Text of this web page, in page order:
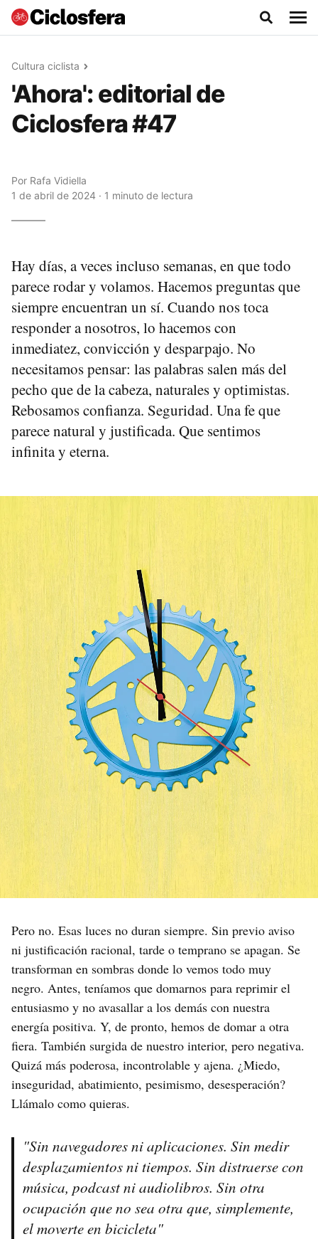
Cultura ciclista
'Ahora': editorial de
Ciclosfera #47
Por Rafa Vidiella
1 de abril de 2024 · 1 minuto de lectura
Hay días, a veces incluso semanas, en que todo
parece rodar y volamos. Hacemos preguntas que
siempre encuentran un sí. Cuando nos toca
responder a nosotros, lo hacemos con
inmediatez, convicción y desparpajo. No
necesitamos pensar: las palabras salen más del
pecho que de la cabeza, naturales y optimistas.
Rebosamos confianza. Seguridad. Una fe que
parece natural y justificada. Que sentimos
infinita y eterna.
Pero no. Esas luces no duran siempre. Sin previo aviso
ni justificación racional, tarde o temprano se apagan. Se
transforman en sombras donde lo vemos todo muy
negro. Antes, teníamos que domarnos para reprimir el
entusiasmo y no avasallar a los demás con nuestra
energía positiva. Y, de pronto, hemos de domar a otra
fiera. También surgida de nuestro interior, pero negativa.
Quizá más poderosa, incontrolable y ajena. ¿Miedo,
inseguridad, abatimiento, pesimismo, desesperación?
Llámalo como quieras.
"Sin navegadores ni aplicaciones. Sin medir
desplazamientos ni tiempos. Sin distraerse con
música, podcast ni audiolibros. Sin otra
ocupación que no sea otra que, simplemente,
el moverte en bicicleta"